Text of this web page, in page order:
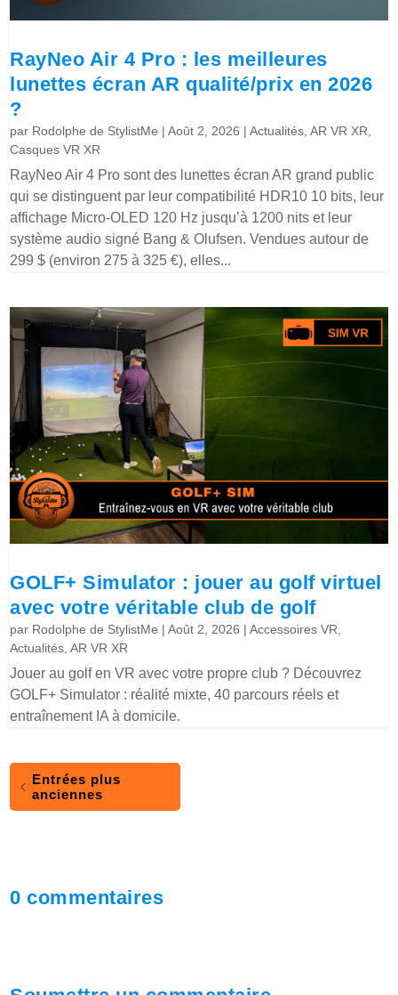
RayNeo Air 4 Pro : les meilleures
lunettes écran AR qualité/prix en 2026
?
par Rodolphe de StylistMe |Août 2, 2026 |Actualités ,AR VR XR
Casques VR XR
RayNeo Air 4 Pro sont des lunettes écran AR grand public
qui se distinguent par leur compatibilité HDR10 10 bits, leur
affichage Micro-OLED 120 Hz jusqu’à 1200 nits et leur
système audio signé Bang & Olufsen. Vendues autour de
299 $ (environ 275 à 325 €), elles...
GOLF+ Simulator : jouer au golf virtuel
avec votre véritable club de golf
par Rodolphe de StylistMe |Août 2, 2026 |Accessoires VR
Actualités ,AR VR XR
Jouer au golf en VR avec votre propre club ? Découvrez
GOLF+ Simulator : réalité mixte, 40 parcours réels et
entraînement IA à domicile.
Entrées plus
anciennes
0 commentaires